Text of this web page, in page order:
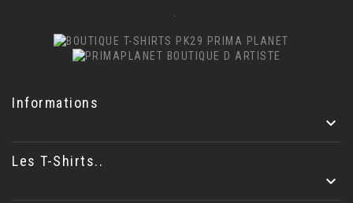
Informations

Les T-Shirts..
